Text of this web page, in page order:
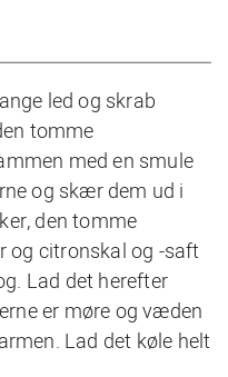
led og skrab
tomme
med en smule
og skær dem ud i
den tomme
og citronskal og -saft
Lad det herefter
er møre og væden
Lad det køle helt